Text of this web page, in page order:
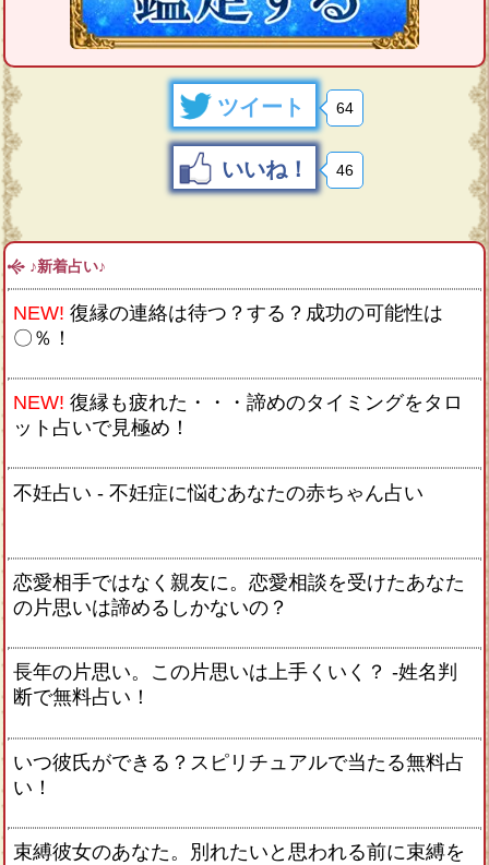
ツイート 64
いいね！ 46
♪新着占い♪
NEW! 復縁の連絡は待つ？する？成功の可能性は
〇％！
NEW! 復縁も疲れた・・・諦めのタイミングをタロ
ット占いで見極め！
不妊占い - 不妊症に悩むあなたの赤ちゃん占い
恋愛相手ではなく親友に。恋愛相談を受けたあなた
の片思いは諦めるしかないの？
長年の片思い。この片思いは上手くいく？ -姓名判
断で無料占い！
いつ彼氏ができる？スピリチュアルで当たる無料占
い！
束縛彼女のあなた。別れたいと思われる前に束縛を